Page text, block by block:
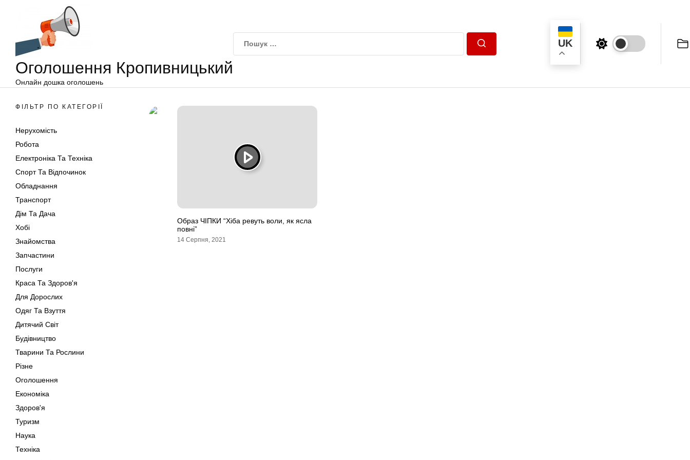
Оголошення Кропивницький
Онлайн дошка оголошень
UK
ФІЛЬТР ПО КАТЕГОРІЇ
Нерухомість
Робота
Електроніка Та Техніка
Спорт Та Відпочинок
Обладнання
Транспорт
Дім Та Дача
Хобі
Знайомства
Запчастини
Послуги
Краса Та Здоров'я
Для Дорослих
Одяг Та Взуття
Дитячий Світ
Будівництво
Тварини Та Рослини
Різне
Оголошення
Економіка
Здоров'я
Туризм
Наука
Техніка
Образ ЧІПКИ “Хіба ревуть воли, як ясла
повні”
14 Серпня, 2021